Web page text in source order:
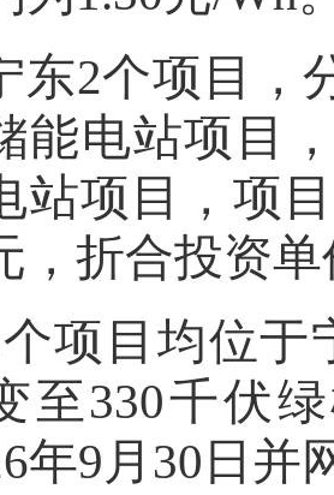
东2个项目，
能电站项目
站项目，项
，折合投资
项目均位于
至330千伏
年9月30日并